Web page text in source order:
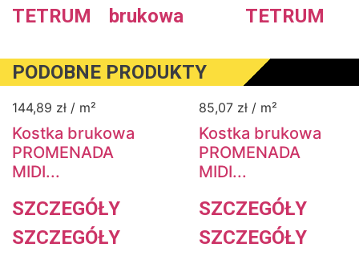
TETRUM
brukowa
TETRUM
PODOBNE PRODUKTY
144,89 zł / m²
Kostka brukowa
PROMENADA
MIDI...
SZCZEGÓŁY
SZCZEGÓŁY
85,07 zł / m²
Kostka brukowa
PROMENADA
MIDI...
SZCZEGÓŁY
SZCZEGÓŁY